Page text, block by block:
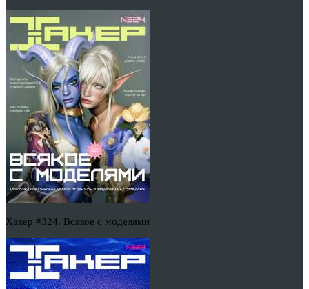
Хакер #324. Всякое с моделями